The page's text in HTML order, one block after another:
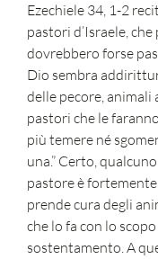
Ezechiele 34, 1-2
pastori d’Israele,
dovrebbero forse
Dio sembra
delle pecore, animali
pastori che le
più temere né
una.” Certo,
pastore è
prende cura degli
che lo fa con lo
sostentamento. A